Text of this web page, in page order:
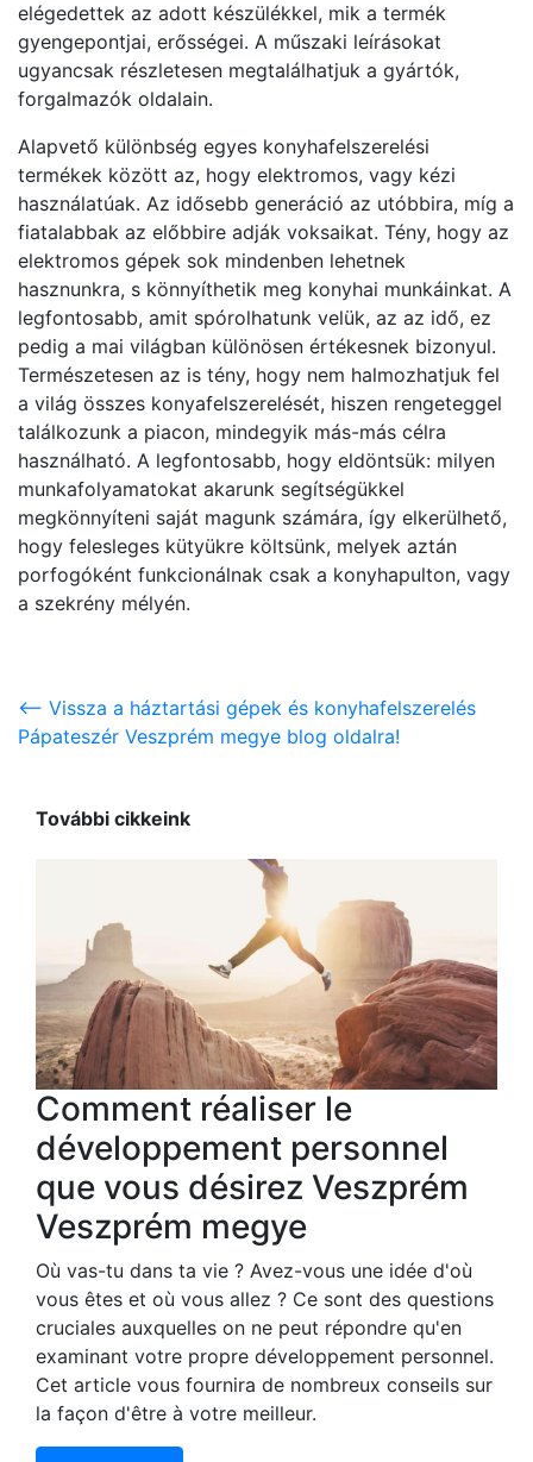
elégedettek az adott készülékkel, mik a termék
gyengepontjai, erősségei. A műszaki leírásokat
ugyancsak részletesen megtalálhatjuk a gyártók,
forgalmazók oldalain.
Alapvető különbség egyes konyhafelszerelési
termékek között az, hogy elektromos, vagy kézi
használatúak. Az idősebb generáció az utóbbira, míg a
fiatalabbak az előbbire adják voksaikat. Tény, hogy az
elektromos gépek sok mindenben lehetnek
hasznunkra, s könnyíthetik meg konyhai munkáinkat. A
legfontosabb, amit spórolhatunk velük, az az idő, ez
pedig a mai világban különösen értékesnek bizonyul.
Természetesen az is tény, hogy nem halmozhatjuk fel
a világ összes konyafelszerelését, hiszen rengeteggel
találkozunk a piacon, mindegyik más-más célra
használható. A legfontosabb, hogy eldöntsük: milyen
munkafolyamatokat akarunk segítségükkel
megkönnyíteni saját magunk számára, így elkerülhető,
hogy felesleges kütyükre költsünk, melyek aztán
porfogóként funkcionálnak csak a konyhapulton, vagy
a szekrény mélyén.
<-- Vissza a háztartási gépek és konyhafelszerelés
Pápateszér Veszprém megye blog oldalra!
További cikkeink
Comment réaliser le
développement personnel
que vous désirez Veszprém
Veszprém megye
Où vas-tu dans ta vie ? Avez-vous une idée d'où
vous êtes et où vous allez ? Ce sont des questions
cruciales auxquelles on ne peut répondre qu'en
examinant votre propre développement personnel.
Cet article vous fournira de nombreux conseils sur
la façon d'être à votre meilleur.